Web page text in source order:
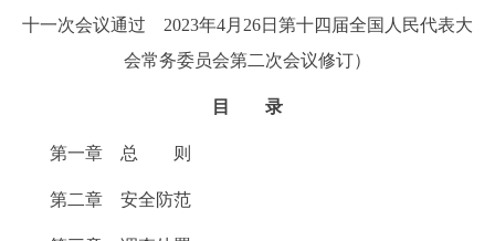
政策兑现
个人服务
十一次会议通过 2023年4月26日第十四届全国人民代表大
会常务委员会第二次会议修订）
目 录
第一章 总 则
第二章 安全防范